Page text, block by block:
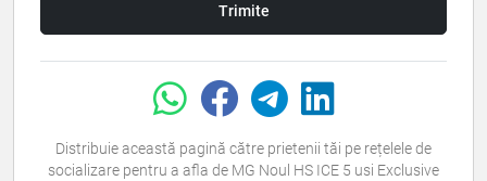
Trimite
Distribuie această pagină către prietenii tăi pe rețelele de
socializare pentru a afla de MG Noul HS ICE 5 usi Exclusive